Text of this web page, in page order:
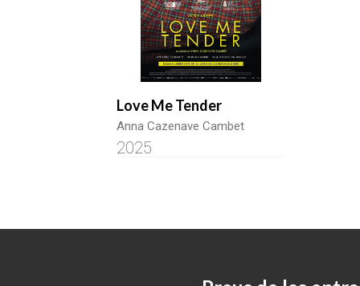
Love Me Tender
Anna Cazenave Cambet
2025